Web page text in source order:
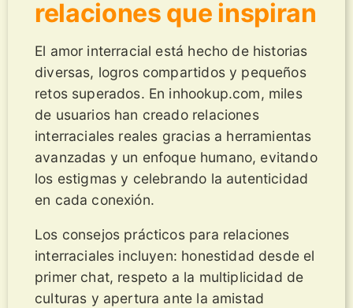
relaciones que inspiran
El amor interracial está hecho de historias
diversas, logros compartidos y pequeños
retos superados. En inhookup.com, miles
de usuarios han creado relaciones
interraciales reales gracias a herramientas
avanzadas y un enfoque humano, evitando
los estigmas y celebrando la autenticidad
en cada conexión.
Los consejos prácticos para relaciones
interraciales incluyen: honestidad desde el
primer chat, respeto a la multiplicidad de
culturas y apertura ante la amistad